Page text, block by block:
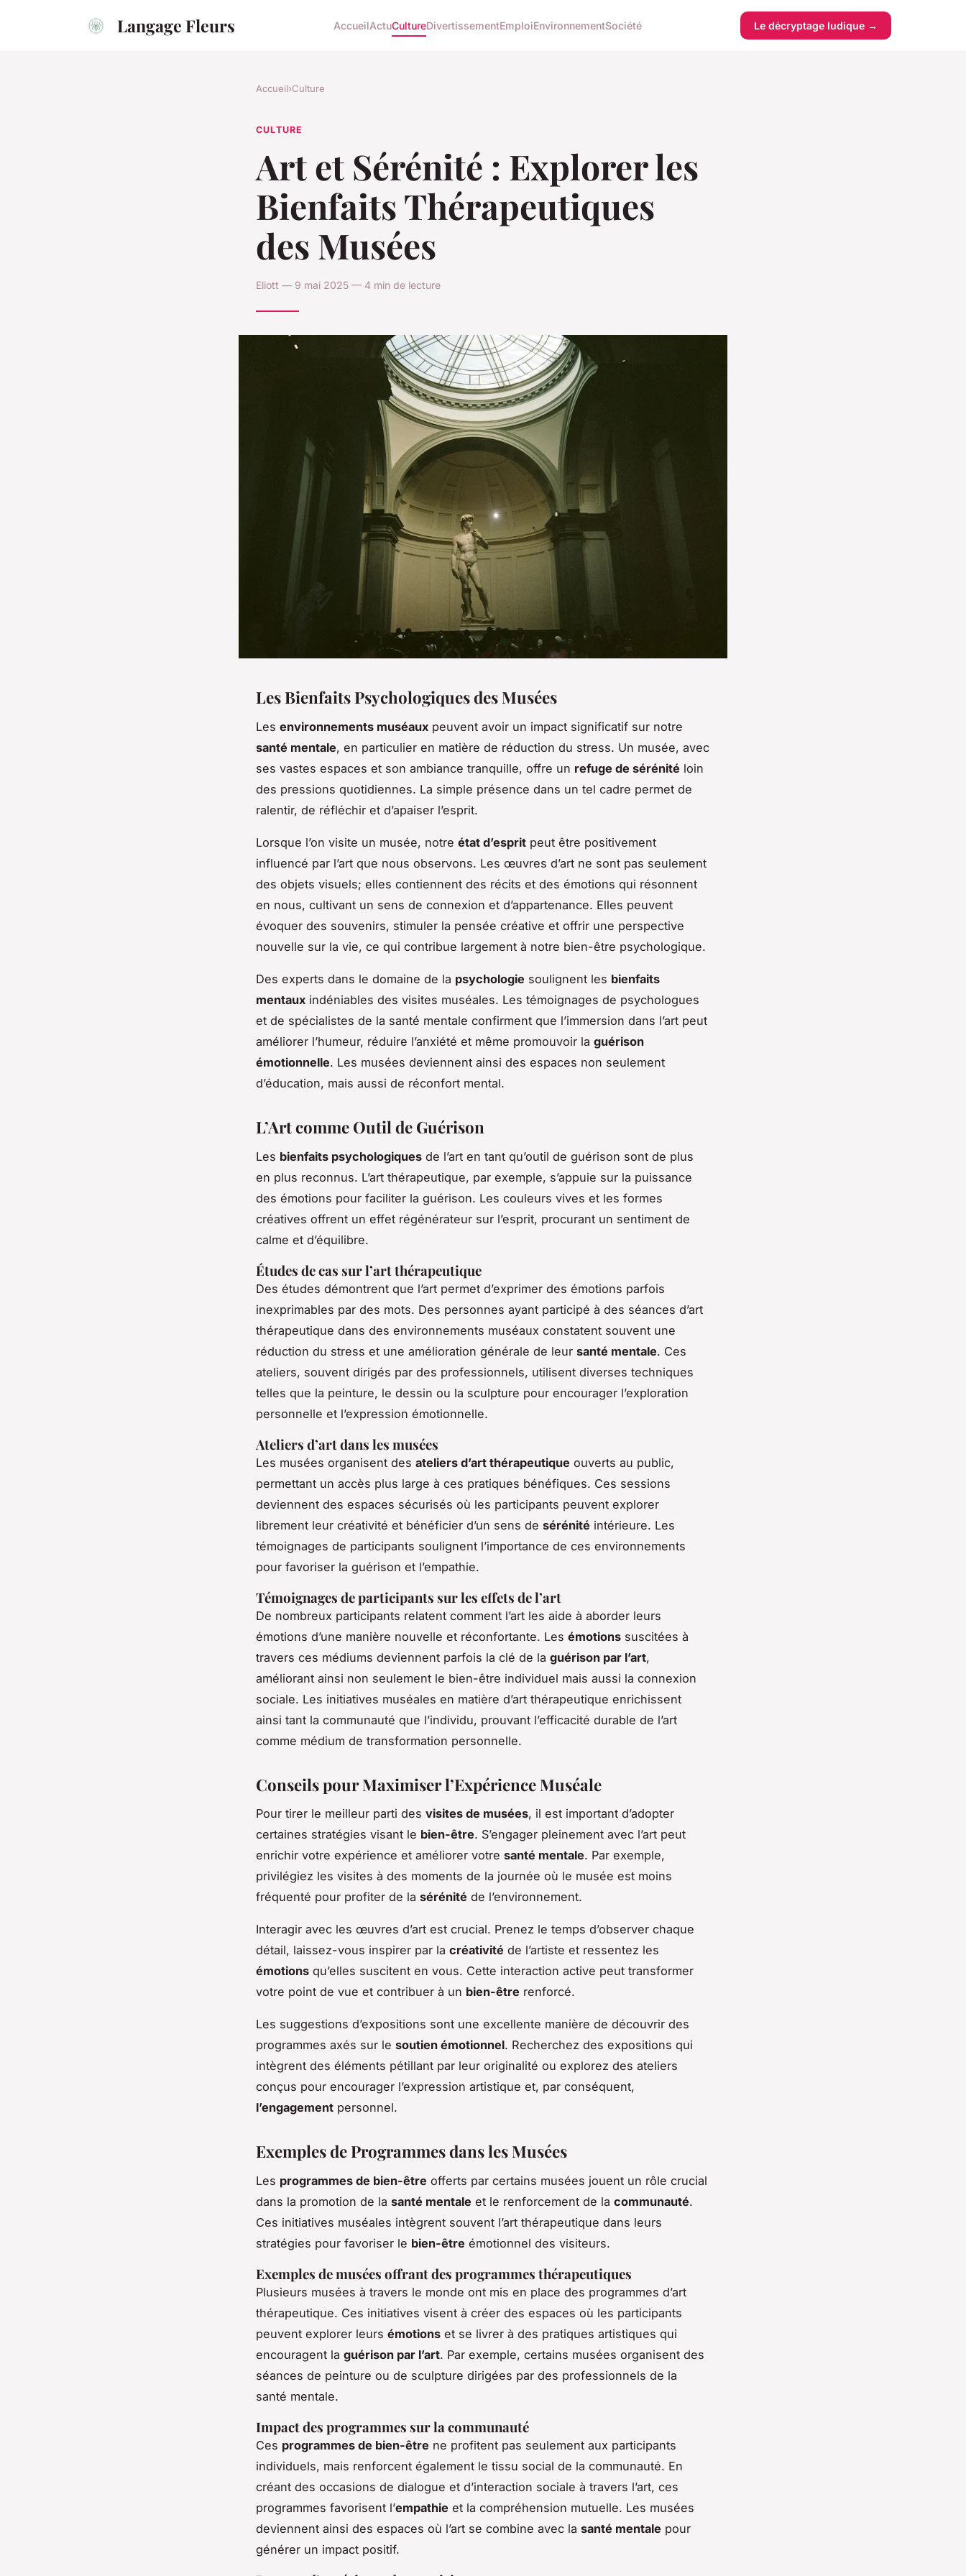
Langage Fleurs AccueilActuCultureDivertissementEmploiEnvironnementSociété Le décryptage ludique →
Accueil›Culture
CULTURE
Art et Sérénité : Explorer les
Bienfaits Thérapeutiques
des Musées
Eliott — 9 mai 2025 — 4 min de lecture
Les Bienfaits Psychologiques des Musées
Les environnements muséaux peuvent avoir un impact significatif sur notre
santé mentale, en particulier en matière de réduction du stress. Un musée, avec
ses vastes espaces et son ambiance tranquille, offre un refuge de sérénité loin
des pressions quotidiennes. La simple présence dans un tel cadre permet de
ralentir, de réfléchir et d’apaiser l’esprit.
Lorsque l’on visite un musée, notre état d’esprit peut être positivement
influencé par l’art que nous observons. Les œuvres d’art ne sont pas seulement
des objets visuels; elles contiennent des récits et des émotions qui résonnent
en nous, cultivant un sens de connexion et d’appartenance. Elles peuvent
évoquer des souvenirs, stimuler la pensée créative et offrir une perspective
nouvelle sur la vie, ce qui contribue largement à notre bien-être psychologique.
Des experts dans le domaine de la psychologie soulignent les bienfaits
mentaux indéniables des visites muséales. Les témoignages de psychologues
et de spécialistes de la santé mentale confirment que l’immersion dans l’art peut
améliorer l’humeur, réduire l’anxiété et même promouvoir la guérison
émotionnelle. Les musées deviennent ainsi des espaces non seulement
d’éducation, mais aussi de réconfort mental.
L’Art comme Outil de Guérison
Les bienfaits psychologiques de l’art en tant qu’outil de guérison sont de plus
en plus reconnus. L’art thérapeutique, par exemple, s’appuie sur la puissance
des émotions pour faciliter la guérison. Les couleurs vives et les formes
créatives offrent un effet régénérateur sur l’esprit, procurant un sentiment de
calme et d’équilibre.
Études de cas sur l’art thérapeutique
Des études démontrent que l’art permet d’exprimer des émotions parfois
inexprimables par des mots. Des personnes ayant participé à des séances d’art
thérapeutique dans des environnements muséaux constatent souvent une
réduction du stress et une amélioration générale de leur santé mentale. Ces
ateliers, souvent dirigés par des professionnels, utilisent diverses techniques
telles que la peinture, le dessin ou la sculpture pour encourager l’exploration
personnelle et l’expression émotionnelle.
Ateliers d’art dans les musées
Les musées organisent des ateliers d’art thérapeutique ouverts au public,
permettant un accès plus large à ces pratiques bénéfiques. Ces sessions
deviennent des espaces sécurisés où les participants peuvent explorer
librement leur créativité et bénéficier d’un sens de sérénité intérieure. Les
témoignages de participants soulignent l’importance de ces environnements
pour favoriser la guérison et l’empathie.
Témoignages de participants sur les effets de l’art
De nombreux participants relatent comment l’art les aide à aborder leurs
émotions d’une manière nouvelle et réconfortante. Les émotions suscitées à
travers ces médiums deviennent parfois la clé de la guérison par l’art,
améliorant ainsi non seulement le bien-être individuel mais aussi la connexion
sociale. Les initiatives muséales en matière d’art thérapeutique enrichissent
ainsi tant la communauté que l’individu, prouvant l’efficacité durable de l’art
comme médium de transformation personnelle.
Conseils pour Maximiser l’Expérience Muséale
Pour tirer le meilleur parti des visites de musées, il est important d’adopter
certaines stratégies visant le bien-être. S’engager pleinement avec l’art peut
enrichir votre expérience et améliorer votre santé mentale. Par exemple,
privilégiez les visites à des moments de la journée où le musée est moins
fréquenté pour profiter de la sérénité de l’environnement.
Interagir avec les œuvres d’art est crucial. Prenez le temps d’observer chaque
détail, laissez-vous inspirer par la créativité de l’artiste et ressentez les
émotions qu’elles suscitent en vous. Cette interaction active peut transformer
votre point de vue et contribuer à un bien-être renforcé.
Les suggestions d’expositions sont une excellente manière de découvrir des
programmes axés sur le soutien émotionnel. Recherchez des expositions qui
intègrent des éléments pétillant par leur originalité ou explorez des ateliers
conçus pour encourager l’expression artistique et, par conséquent,
l’engagement personnel.
Exemples de Programmes dans les Musées
Les programmes de bien-être offerts par certains musées jouent un rôle crucial
dans la promotion de la santé mentale et le renforcement de la communauté.
Ces initiatives muséales intègrent souvent l’art thérapeutique dans leurs
stratégies pour favoriser le bien-être émotionnel des visiteurs.
Exemples de musées offrant des programmes thérapeutiques
Plusieurs musées à travers le monde ont mis en place des programmes d’art
thérapeutique. Ces initiatives visent à créer des espaces où les participants
peuvent explorer leurs émotions et se livrer à des pratiques artistiques qui
encouragent la guérison par l’art. Par exemple, certains musées organisent des
séances de peinture ou de sculpture dirigées par des professionnels de la
santé mentale.
Impact des programmes sur la communauté
Ces programmes de bien-être ne profitent pas seulement aux participants
individuels, mais renforcent également le tissu social de la communauté. En
créant des occasions de dialogue et d’interaction sociale à travers l’art, ces
programmes favorisent l’empathie et la compréhension mutuelle. Les musées
deviennent ainsi des espaces où l’art se combine avec la santé mentale pour
générer un impact positif.